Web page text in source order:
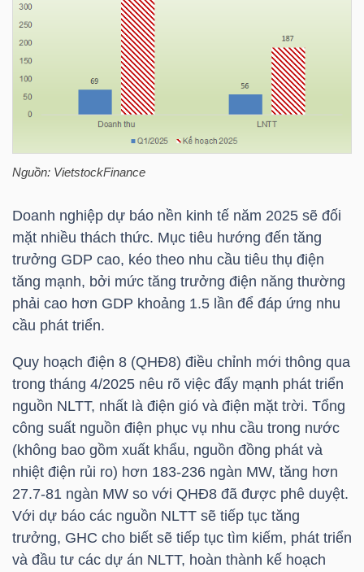
Nguồn: VietstockFinance
Doanh nghiệp dự báo nền kinh tế năm 2025 sẽ đối
mặt nhiều thách thức. Mục tiêu hướng đến tăng
trưởng GDP cao, kéo theo nhu cầu tiêu thụ điện
tăng mạnh, bởi mức tăng trưởng điện năng thường
phải cao hơn GDP khoảng 1.5 lần để đáp ứng nhu
cầu phát triển.
Quy hoạch điện 8 (QHĐ8) điều chỉnh mới thông qua
trong tháng 4/2025 nêu rõ việc đẩy mạnh phát triển
nguồn NLTT, nhất là điện gió và điện mặt trời. Tổng
công suất nguồn điện phục vụ nhu cầu trong nước
(không bao gồm xuất khẩu, nguồn đồng phát và
nhiệt điện rủi ro) hơn 183-236 ngàn MW, tăng hơn
27.7-81 ngàn MW so với QHĐ8 đã được phê duyệt.
Với dự báo các nguồn NLTT sẽ tiếp tục tăng
trưởng, GHC cho biết sẽ tiếp tục tìm kiếm, phát triển
và đầu tư các dự án NLTT, hoàn thành kế hoạch
PHIẾU
PHÁI
SINH
TRÁI
PHIẾU
CÔNG
ĐẦU
TƯ